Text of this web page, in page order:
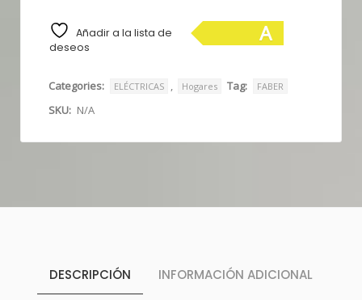
Añadir a la lista de
deseos
A
Categories: ELÉCTRICAS Hogares Tag: FABER
SKU: N/A
DESCRIPCIÓN INFORMACIÓN ADICIONAL